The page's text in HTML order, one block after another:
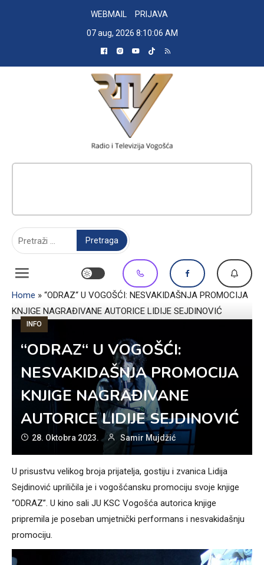
WEBMAIL
PRIJAVA
07 aug, 2026 8:10:06 AM
Home » “ODRAZ“ U VOGOŠĆI: NESVAKIDAŠNJA PROMOCIJA
KNJIGE NAGRAĐIVANE AUTORICE LIDIJE SEJDINOVIĆ
INFO
“ODRAZ“ U VOGOŠĆI:
NESVAKIDAŠNJA PROMOCIJA
KNJIGE NAGRAĐIVANE
AUTORICE LIDIJE SEJDINOVIĆ
28. Oktobra 2023. Samir Mujdžić
U prisustvu velikog broja prijatelja, gostiju i zvanica Lidija
Sejdinović upriličila je i vogošćansku promociju svoje knjige
“ODRAZ”. U kino sali JU KSC Vogošća autorica knjige
pripremila je poseban umjetnički performans i nesvakidašnju
promociju.